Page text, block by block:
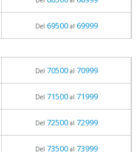
Del 69500al 69999
Del 70500al 70999
Del 71500al 71999
Del 72500al 72999
Del 73500al 73999